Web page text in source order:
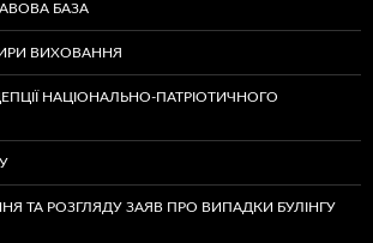
БАЗА
ВИХОВАННЯ
НАЦІОНАЛЬНО-ПАТРІОТИЧНОГО
ТА РОЗГЛЯДУ ЗАЯВ ПРО ВИПАДКИ БУЛІНГУ